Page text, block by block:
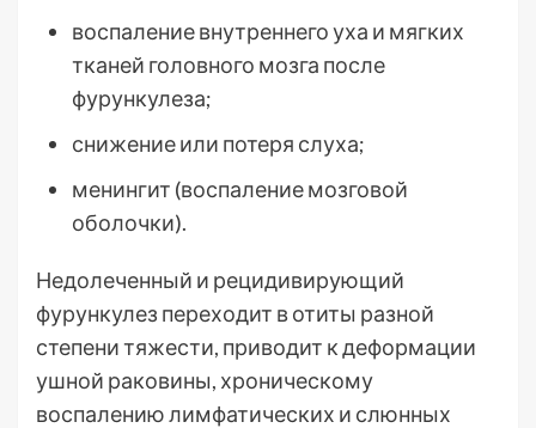
воспаление внутреннего уха и мягких
тканей головного мозга после
фурункулеза;
снижение или потеря слуха;
менингит (воспаление мозговой
оболочки).
Недолеченный и рецидивирующий
фурункулез переходит в отиты разной
степени тяжести, приводит к деформации
ушной раковины, хроническому
воспалению лимфатических и слюнных